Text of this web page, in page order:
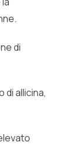
di
di allicina,